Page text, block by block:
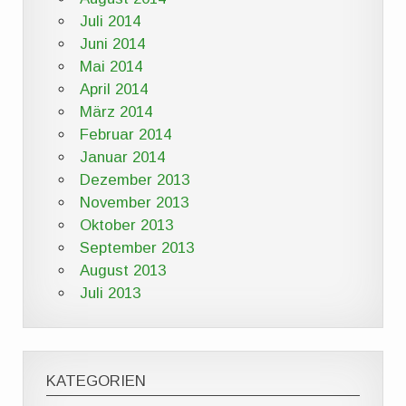
Juli 2014
Juni 2014
Mai 2014
April 2014
März 2014
Februar 2014
Januar 2014
Dezember 2013
November 2013
Oktober 2013
September 2013
August 2013
Juli 2013
KATEGORIEN